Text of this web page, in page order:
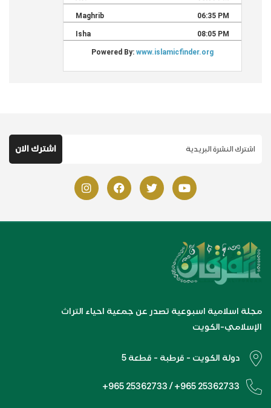
مجلة اسلامية اسبوعية تصدر عن جمعية احياء التراث
الإسلامي-الكويت
دولة الكويت - قرطبة - قطعة 5
+965 25362733 / +965 25362733